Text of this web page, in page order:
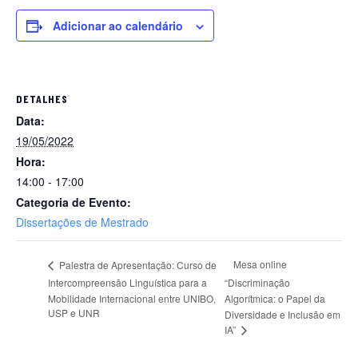
Adicionar ao calendário
DETALHES
Data:
19/05/2022
Hora:
14:00 - 17:00
Categoria de Evento:
Dissertações de Mestrado
Palestra de Apresentação: Curso de
Intercompreensão Linguística para a
Mobilidade Internacional entre UNIBO,
USP e UNR
Mesa online
“Discriminação
Algorítmica: o Papel da
Diversidade e Inclusão em
IA”